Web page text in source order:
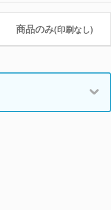
商品のみ(印刷なし)